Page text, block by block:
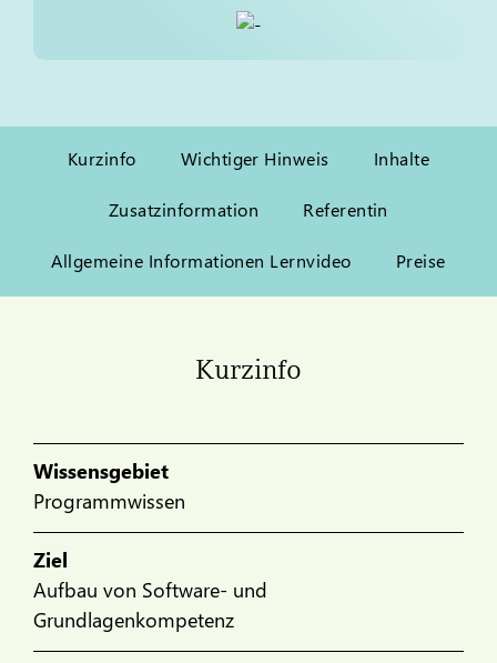
Kurzinfo Wichtiger Hinweis Inhalte
Zusatzinformation Referentin
Allgemeine Informationen Lernvideo Preise
Kurzinfo
Wissensgebiet
Programmwissen
Ziel
Aufbau von Software- und
Grundlagenkompetenz